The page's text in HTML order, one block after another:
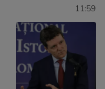
11:59